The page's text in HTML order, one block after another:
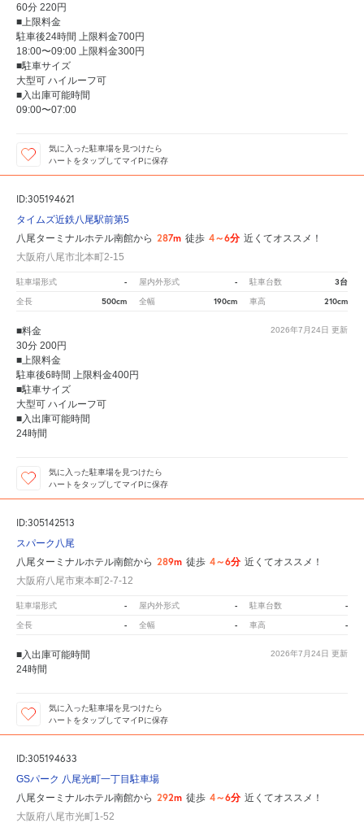
60分 220円
■上限料金
駐車後24時間 上限料金700円
18:00〜09:00 上限料金300円
■駐車サイズ
大型可 ハイルーフ可
■入出庫可能時間
09:00〜07:00
気に入った駐車場を見つけたら
ハートをタップしてマイPに保存
ID:305194621
タイムズ近鉄八尾駅前第5
八尾ターミナルホテル南館から 287m 徒歩 4～6分 近くてオススメ！
大阪府八尾市北本町2-15
駐車場形式 - 屋内外形式 - 駐車台数 3台
全長 500cm 全幅 190cm 車高 210cm
2026年7月24日 更新
■料金
30分 200円
■上限料金
駐車後6時間 上限料金400円
■駐車サイズ
大型可 ハイルーフ可
■入出庫可能時間
24時間
気に入った駐車場を見つけたら
ハートをタップしてマイPに保存
ID:305142513
スパーク八尾
八尾ターミナルホテル南館から 289m 徒歩 4～6分 近くてオススメ！
大阪府八尾市東本町2-7-12
駐車場形式 - 屋内外形式 - 駐車台数 -
全長 - 全幅 - 車高 -
2026年7月24日 更新
■入出庫可能時間
24時間
気に入った駐車場を見つけたら
ハートをタップしてマイPに保存
ID:305194633
GSパーク 八尾光町一丁目駐車場
八尾ターミナルホテル南館から 292m 徒歩 4～6分 近くてオススメ！
大阪府八尾市光町1-52